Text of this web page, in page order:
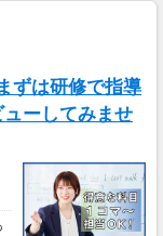
ずは研修で指導
ーしてみませ